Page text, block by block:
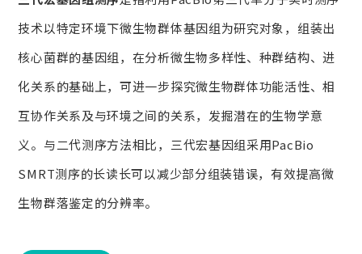
技术以特定环境下微生物群体基因组为研究对象，组装出
核心菌群的基因组，在分析微生物多样性、种群结构、进
化关系的基础上，可进一步探究微生物群体功能活性、相
互协作关系及与环境之间的关系，发掘潜在的生物学意
义。与二代测序方法相比，三代宏基因组采用PacBio
SMRT测序的长读长可以减少部分组装错误，有效提高微
生物群落鉴定的分辨率。